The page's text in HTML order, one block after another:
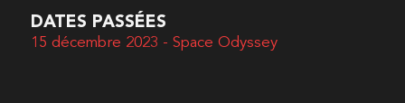
DATES PASSÉES
15 décembre 2023 - Space Odyssey